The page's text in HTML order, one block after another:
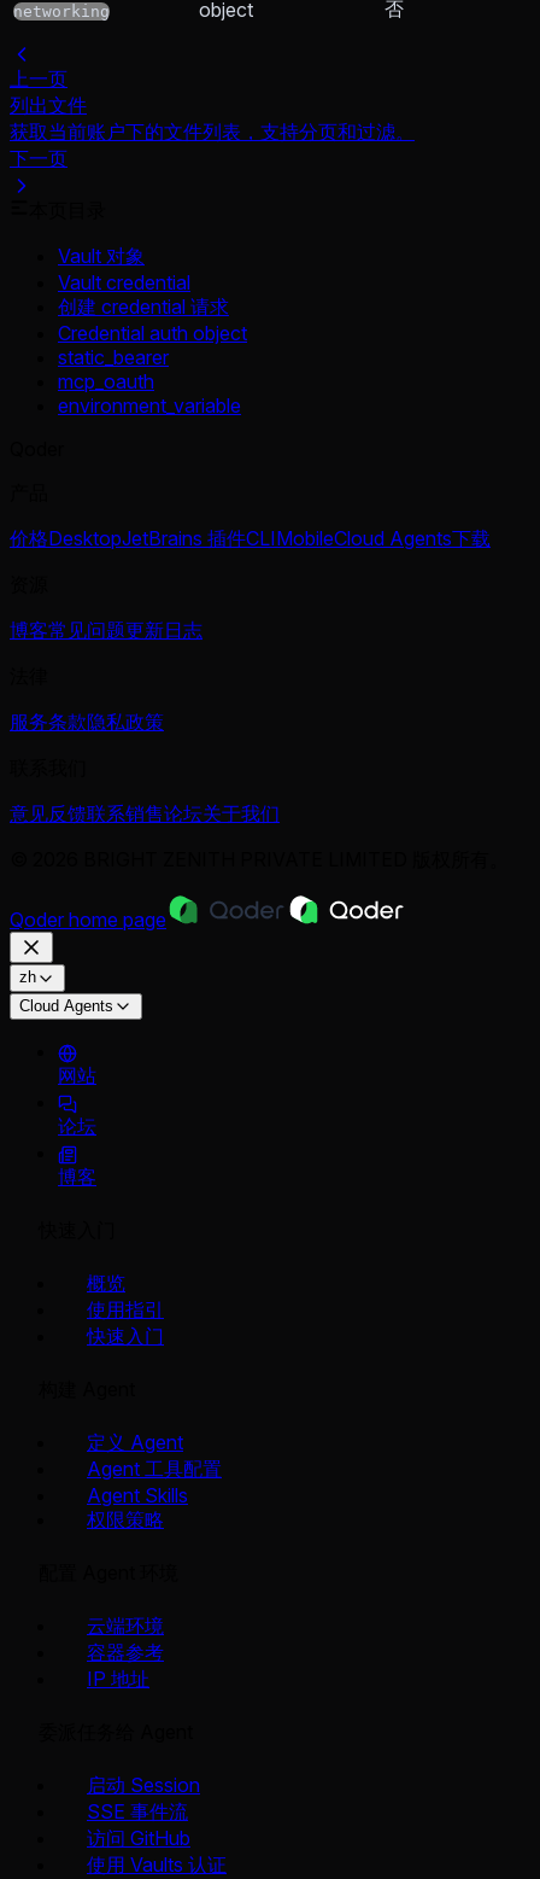
networking object 否
上一页
列出文件
获取当前账户下的文件列表，支持分页和过滤。
下一页
Vault 对象
Vault credential
创建 credential 请求
Credential auth object
static_bearer
mcp_oauth
environment_variable
价格DesktopJetBrains 插件CLIMobileCloud Agents下载
博客常见问题更新日志
服务条款隐私政策
意见反馈联系销售论坛关于我们
Qoder home page
zh
Cloud Agents
网站
论坛
博客
概览
使用指引
快速入门
定义 Agent
Agent 工具配置
Agent Skills
权限策略
云端环境
容器参考
IP 地址
启动 Session
SSE 事件流
访问 GitHub
使用 Vaults 认证